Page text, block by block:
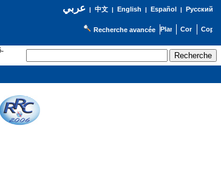
عربي| 中文| English | Español | Русский
Recherche avancée